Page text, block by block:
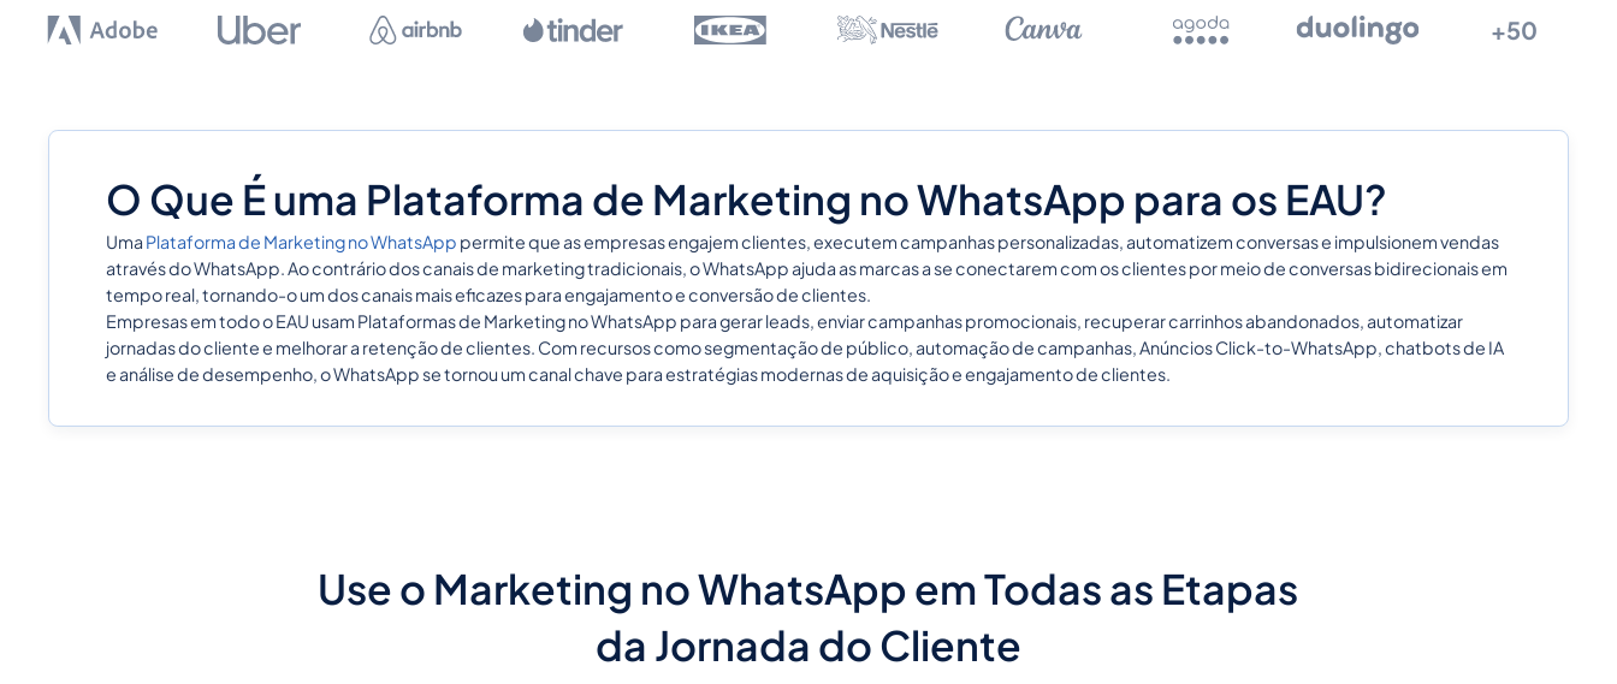
+50
O Que É uma Plataforma de Marketing no WhatsApp para os EAU?
Uma Plataforma de Marketing no WhatsApp permite que as empresas engajem clientes, executem campanhas personalizadas, automatizem conversas e impulsionem vendas
através do WhatsApp. Ao contrário dos canais de marketing tradicionais, o WhatsApp ajuda as marcas a se conectarem com os clientes por meio de conversas bidirecionais em
tempo real, tornando-o um dos canais mais eficazes para engajamento e conversão de clientes.
Empresas em todo o EAU usam Plataformas de Marketing no WhatsApp para gerar leads, enviar campanhas promocionais, recuperar carrinhos abandonados, automatizar
jornadas do cliente e melhorar a retenção de clientes. Com recursos como segmentação de público, automação de campanhas, Anúncios Click-to-WhatsApp, chatbots de IA
e análise de desempenho, o WhatsApp se tornou um canal chave para estratégias modernas de aquisição e engajamento de clientes.
Use o Marketing no WhatsApp em Todas as Etapas
da Jornada do Cliente